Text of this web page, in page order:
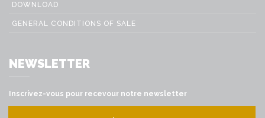
DOWNLOAD
GENERAL CONDITIONS OF SALE
NEWSLETTER
Inscrivez-vous pour recevour notre newsletter